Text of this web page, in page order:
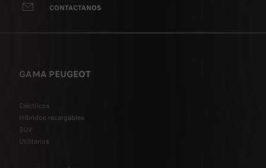
CONTACTANOS
GAMA PEUGEOT
Eléctricos
Híbridos recargables
SUV
Utilitarios